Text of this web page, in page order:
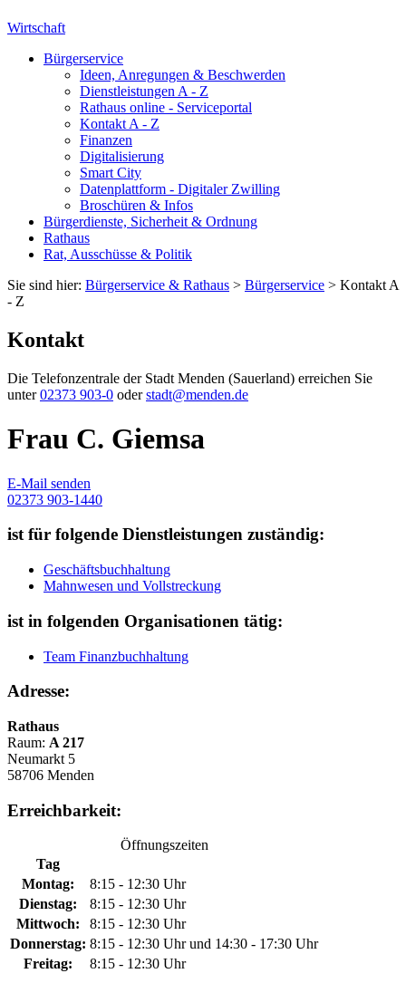
Wirtschaft
Bürgerservice
Ideen, Anregungen & Beschwerden
Dienstleistungen A - Z
Rathaus online - Serviceportal
Kontakt A - Z
Finanzen
Digitalisierung
Smart City
Datenplattform - Digitaler Zwilling
Broschüren & Infos
Bürgerdienste, Sicherheit & Ordnung
Rathaus
Rat, Ausschüsse & Politik
Sie sind hier: Bürgerservice & Rathaus > Bürgerservice > Kontakt A
- Z
Kontakt
Die Telefonzentrale der Stadt Menden (Sauerland) erreichen Sie
unter02373 903-0 oderstadt@menden.de
Frau C. Giemsa
E-Mail senden
02373 903-1440
ist für folgende Dienstleistungen zuständig:
Geschäftsbuchhaltung
Mahnwesen und Vollstreckung
ist in folgenden Organisationen tätig:
Team Finanzbuchhaltung
Adresse:
Rathaus
Raum: A 217
Neumarkt 5
58706 Menden
Erreichbarkeit:
Öffnungszeiten
Tag
Montag:
8:15 - 12:30 Uhr
Dienstag:
8:15 - 12:30 Uhr
Mittwoch:
8:15 - 12:30 Uhr
Donnerstag: 8:15 - 12:30 Uhr und 14:30 - 17:30 Uhr
Freitag:
8:15 - 12:30 Uhr